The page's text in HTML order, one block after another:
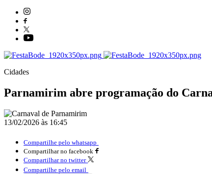
Cidades
Parnamirim abre programação do
13/02/2026 às 16:45
Compartilhe pelo whatsapp
Compartilhar no facebook
Compartilhar no twitter
Compartilhe pelo email